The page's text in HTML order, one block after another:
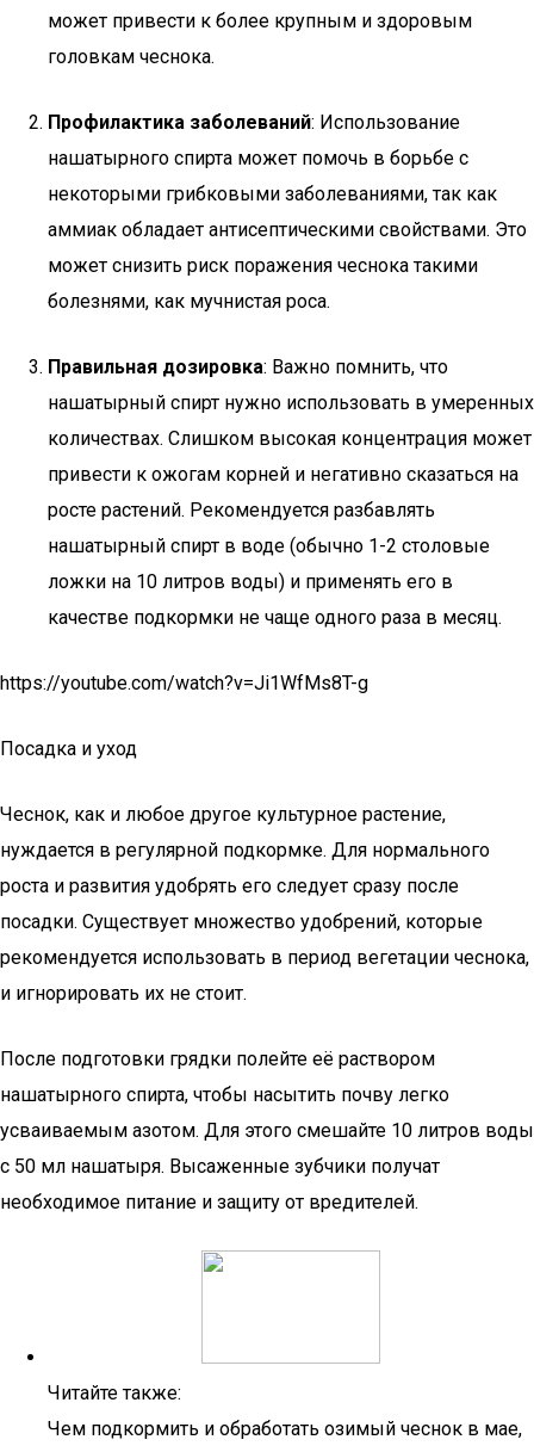
может привести к более крупным и здоровым
головкам чеснока.
Профилактика заболеваний: Использование
нашатырного спирта может помочь в борьбе с
некоторыми грибковыми заболеваниями, так как
аммиак обладает антисептическими свойствами. Это
может снизить риск поражения чеснока такими
болезнями, как мучнистая роса.
Правильная дозировка: Важно помнить, что
нашатырный спирт нужно использовать в умеренных
количествах. Слишком высокая концентрация может
привести к ожогам корней и негативно сказаться на
росте растений. Рекомендуется разбавлять
нашатырный спирт в воде (обычно 1-2 столовые
ложки на 10 литров воды) и применять его в
качестве подкормки не чаще одного раза в месяц.
https://youtube.com/watch?v=Ji1WfMs8T-g
Посадка и уход
Чеснок, как и любое другое культурное растение,
нуждается в регулярной подкормке. Для нормального
роста и развития удобрять его следует сразу после
посадки. Существует множество удобрений, которые
рекомендуется использовать в период вегетации чеснока,
и игнорировать их не стоит.
После подготовки грядки полейте её раствором
нашатырного спирта, чтобы насытить почву легко
усваиваемым азотом. Для этого смешайте 10 литров воды
с 50 мл нашатыря. Высаженные зубчики получат
необходимое питание и защиту от вредителей.
Читайте также:
Чем подкормить и обработать озимый чеснок в мае,